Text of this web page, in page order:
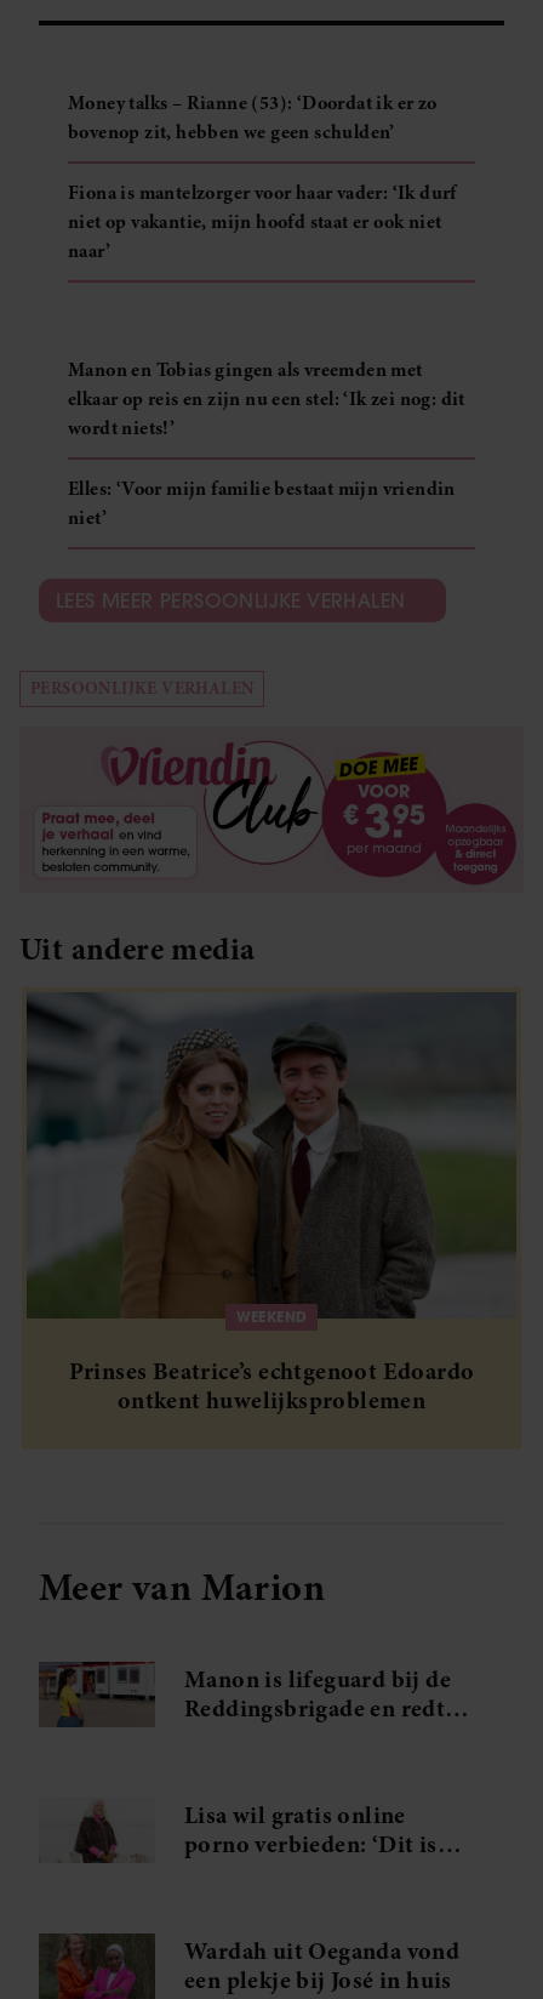
partners kunnen deze gegevens combineren met andere
gaat akkoord met onze cookies als u onze website blijft
gebruiken.
Money talks – Rianne (53): ‘Doordat ik er zo
bovenop zit, hebben we geen schulden’
Fiona is mantelzorger voor haar vader: ‘Ik durf
niet op vakantie, mijn hoofd staat er ook niet
naar’
Manon en Tobias gingen als vreemden met
elkaar op reis en zijn nu een stel: ‘Ik zei nog: dit
wordt niets!’
Elles: ‘Voor mijn familie bestaat mijn vriendin
niet’
LEES MEER PERSOONLIJKE VERHALEN
PERSOONLIJKE VERHALEN
Uit andere media
WEEKEND
Prinses Beatrice’s echtgenoot Edoardo
ontkent huwelijksproblemen
Meer van Marion
Manon is lifeguard bij de
Reddingsbrigade en redt
Lisa wil gratis online
porno verbieden: ‘Dit is
Wardah uit Oeganda vond
een plekje bij José in huis